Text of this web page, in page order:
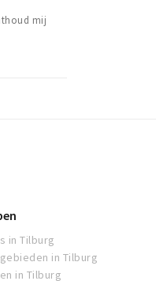
mij
in Tilburg
in Tilburg
in Tilburg